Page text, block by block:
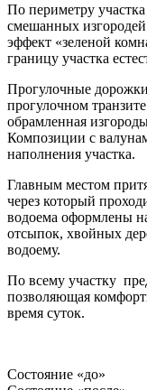
По периметру
смешанных
эффект «зеленой
границу участка
Прогулочные
прогулочном
обрамленная
Композиции с
наполнения участка.
Главным местом
через который
водоема оформлены
отсыпок, хвойных
водоему.
По всему участку
позволяющая
время суток.
Состояние «до»